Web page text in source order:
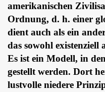
amerikanischen
Ordnung, d. h. einer
dient auch als ein
das sowohl existenziell
Es ist ein Modell, in
gestellt werden. Dort
lustvolle niedere